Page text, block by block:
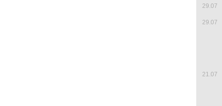
29.07
29.07
21.07